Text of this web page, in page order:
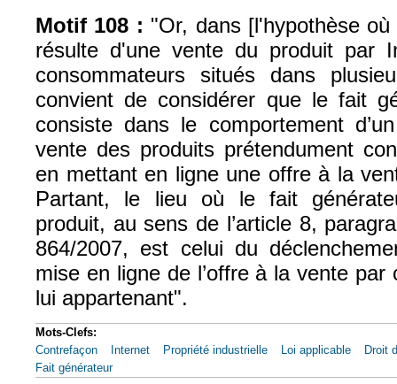
Motif 108 : "Or, dans [l'hypothèse
résulte d'une vente du produit par
consommateurs situés dans
convient de considérer que le fait
consiste dans le comportement
vente des produits prétendument
en mettant en ligne une offre à la
Partant, le lieu où le fait
produit, au sens de l’article 8,
864/2007, est celui du
mise en ligne de l’offre à la vente
lui appartenant".
Mots-Clefs:
Contrefaçon
Internet Propriété industrielle Loi applicable
Droit
Fait générateur